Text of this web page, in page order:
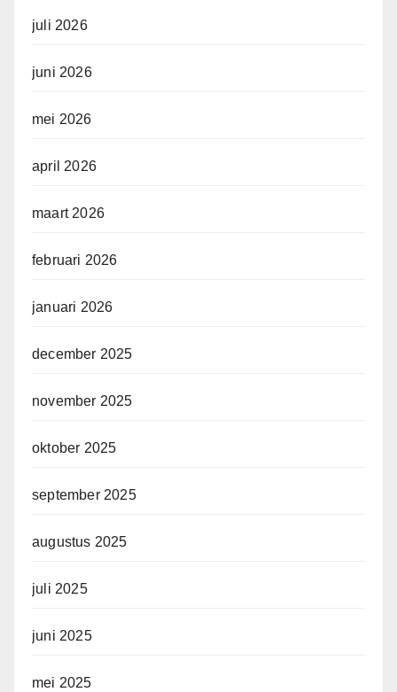
juli 2026
juni 2026
mei 2026
april 2026
maart 2026
februari 2026
januari 2026
december 2025
november 2025
oktober 2025
september 2025
augustus 2025
juli 2025
juni 2025
mei 2025